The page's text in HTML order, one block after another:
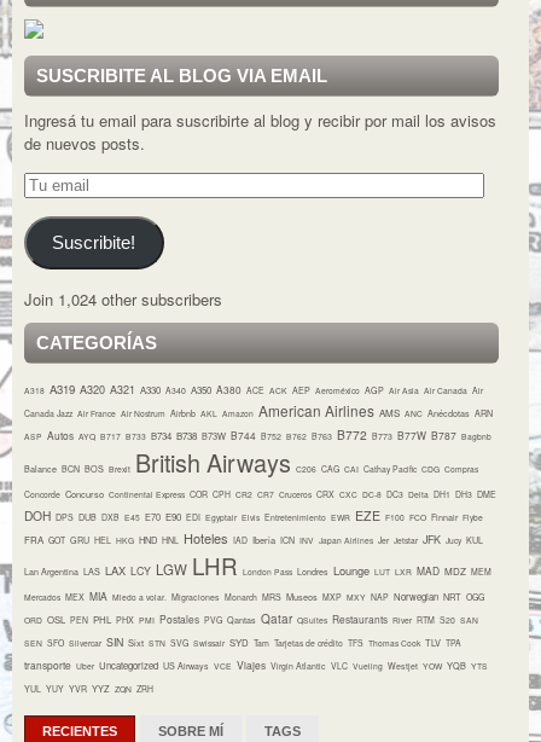
SUSCRIBITE AL BLOG VIA EMAIL
Ingresá tu email para suscribirte al blog y recibir por mail los avisos
de nuevos posts.
Tu
email
Suscribite!
Join 1,024 other subscribers
CATEGORÍAS
A318 A319 A320 A321 A330 A340 A350 A380 ACE ACK AEP Aeroméxico AGP Air Asia Air Canada Air
Canada Jazz Air France Air Nostrum Airbnb AKL Amazon American Airlines AMS ANC Anécdotas ARN
ASP Autos AYQ B717 B733 B734 B738 B73W B744 B752 B762 B763 B772 B773 B77W B787 Bagbnb
Balance BCN BOS Brexit British Airways C206 CAG CAI Cathay Pacific CDG Compras
Concorde Concurso Continental Express COR CPH CR2 CR7 Cruceros CRX CXC DC-8 DC3 Delta DH1 DH3 DME
DOH DPS DUB DXB E45 E70 E90 EDI Egyptair Elvis Entretenimiento EWR EZE F100 FCO Finnair Flybe
FRA GOT GRU HEL HKG HND HNL Hoteles IAD Iberia ICN INV Japan Airlines Jer Jetstar JFK Jucy KUL
Lan Argentina LAS LAX LCY LGW LHR London Pass Londres Lounge LUT LXR MAD MDZ MEM
Mercados MEX MIA Miedo a volar. Migraciones Monarch MRS Museos MXP MXY NAP Norwegian NRT OGG
ORD OSL PEN PHL PHX PMI Postales PVG Qantas Qatar QSuites Restaurants River RTM S20 SAN
SEN SFO Silvercar SIN Sixt STN SVG Swissair SYD Tam Tarjetas de crédito TFS Thomas Cook TLV TPA
transporte Uber Uncategorized US Airways VCE Viajes Virgin Atlantic VLC Vueling Westjet YOW YQB YTS
YUL YUY YVR YYZ ZQN ZRH
RECIENTES SOBRE MÍ TAGS